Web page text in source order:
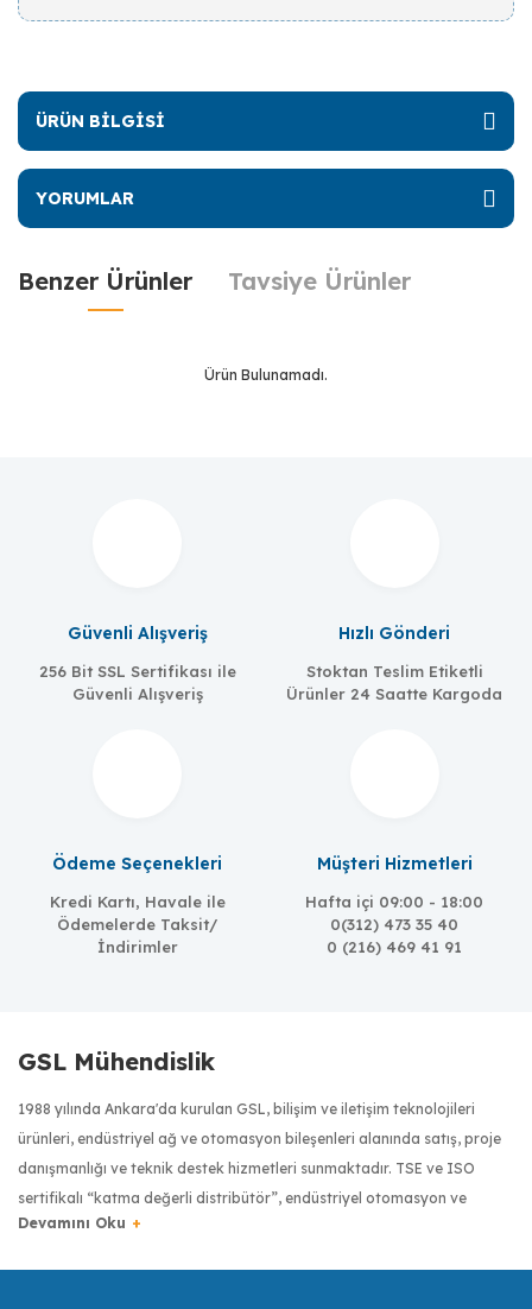
ÜRÜN BİLGİSİ
YORUMLAR
Benzer Ürünler Tavsiye Ürünler
Ürün Bulunamadı.
75W/3.2A, 24 VDC, universal 85 to 264 VAC input
Güvenli Alışveriş
256 Bit SSL Sertifikası ile
Güvenli Alışveriş
Hızlı Gönderi
Stoktan Teslim Etiketli
Ürünler 24 Saatte Kargoda
Ödeme Seçenekleri
Kredi Kartı, Havale ile
Ödemelerde Taksit/
İndirimler
Müşteri Hizmetleri
Hafta içi 09:00 - 18:00
0(312) 473 35 40
0 (216) 469 41 91
GSL Mühendislik
1988 yılında Ankara'da kurulan GSL, bilişim ve iletişim teknolojileri
ürünleri, endüstriyel ağ ve otomasyon bileşenleri alanında satış, proje
danışmanlığı ve teknik destek hizmetleri sunmaktadır. TSE ve ISO
sertifikalı “katma değerli distribütör”, endüstriyel otomasyon ve
haberleşme sektöründe dünyanın önde gelen üreticilerinin ürünlerini